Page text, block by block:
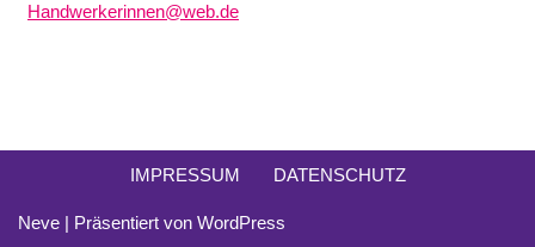
Handwerkerinnen@web.de
IMPRESSUM DATENSCHUTZ
Neve | Präsentiert von WordPress